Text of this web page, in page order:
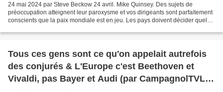
24 mai 2024 par Steve Beckow 24 avril. Mike Quinsey. Des sujets de
préoccupation atteignent leur paroxysme et vos dirigeants sont parfaitement
conscients que la paix mondiale est en jeu. Les pays doivent décider quel
Tous ces gens sont ce qu'on appelait autrefois
des conjurés & L'Europe c'est Beethoven et
Vivaldi, pas Bayer et Audi (par CampagnolTVL) -